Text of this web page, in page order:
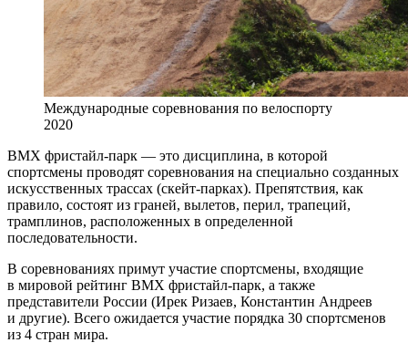
Международные соревнования по велоспорту
2020
BMX фристайл-парк — это дисциплина, в которой
спортсмены проводят соревнования на специально созданных
искусственных трассах (скейт-парках). Препятствия, как
правило, состоят из граней, вылетов, перил, трапеций,
трамплинов, расположенных в определенной
последовательности.
В соревнованиях примут участие спортсмены, входящие
в мировой рейтинг BMX фристайл-парк, а также
представители России (Ирек Ризаев, Константин Андреев
и другие). Всего ожидается участие порядка 30 спортсменов
из 4 стран мира.